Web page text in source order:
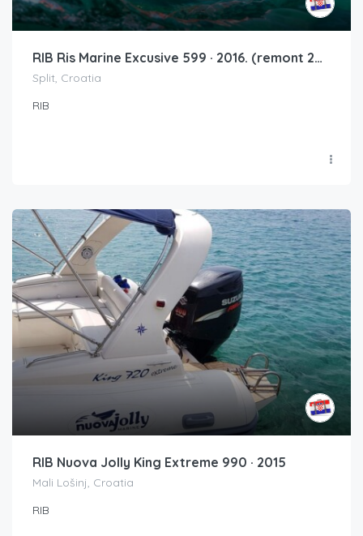
RIB Ris Marine Excusive 599 · 2016. (remont 2016.)
Split, Croatia
RIB
RIB Nuova Jolly King Extreme 990 · 2015
Mali Lošinj, Croatia
RIB